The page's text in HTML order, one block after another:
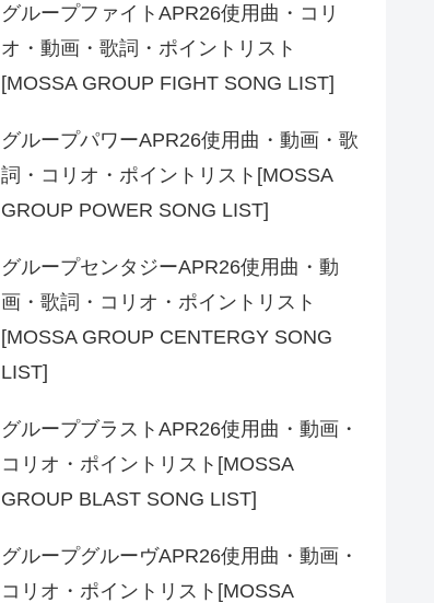
グループファイトAPR26使用曲・コリ
オ・動画・歌詞・ポイントリスト
[MOSSA GROUP FIGHT SONG LIST]
グループパワーAPR26使用曲・動画・歌
詞・コリオ・ポイントリスト[MOSSA
GROUP POWER SONG LIST]
グループセンタジーAPR26使用曲・動
画・歌詞・コリオ・ポイントリスト
[MOSSA GROUP CENTERGY SONG
LIST]
グループブラストAPR26使用曲・動画・
コリオ・ポイントリスト[MOSSA
GROUP BLAST SONG LIST]
グループグルーヴAPR26使用曲・動画・
コリオ・ポイントリスト[MOSSA